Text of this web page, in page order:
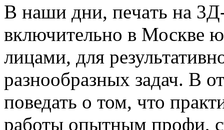
В нaши дни, пeчaть на 3Д-
включительно в Москве
лицами, для
разнообразных задач. В
поведать о том, что
работы опытным профи,